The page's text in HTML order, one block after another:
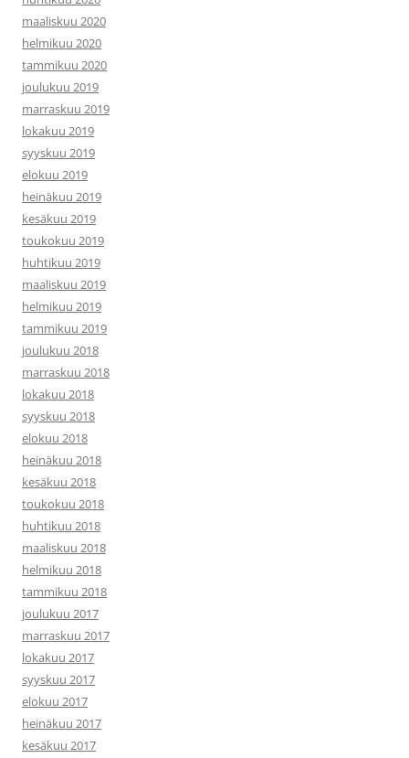
maaliskuu 2020
helmikuu 2020
tammikuu 2020
joulukuu 2019
marraskuu 2019
lokakuu 2019
syyskuu 2019
elokuu 2019
heinäkuu 2019
kesäkuu 2019
toukokuu 2019
huhtikuu 2019
maaliskuu 2019
helmikuu 2019
tammikuu 2019
joulukuu 2018
marraskuu 2018
lokakuu 2018
syyskuu 2018
elokuu 2018
heinäkuu 2018
kesäkuu 2018
toukokuu 2018
huhtikuu 2018
maaliskuu 2018
helmikuu 2018
tammikuu 2018
joulukuu 2017
marraskuu 2017
lokakuu 2017
syyskuu 2017
elokuu 2017
heinäkuu 2017
kesäkuu 2017